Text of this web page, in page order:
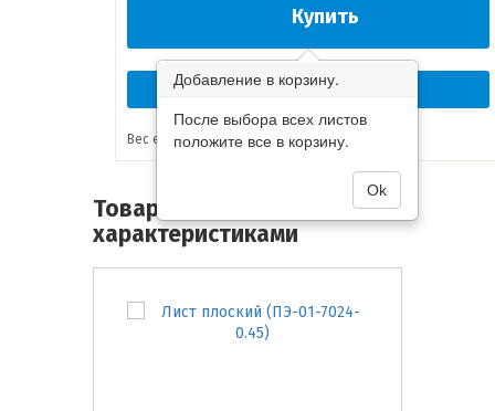
Купить
Добавление в корзину.
После выбора всех листов
положите все в корзину.
Ok
Перезвоните мне сейчас!
Вес единицы товара:3.52 кг
Товары со схожими
характеристиками